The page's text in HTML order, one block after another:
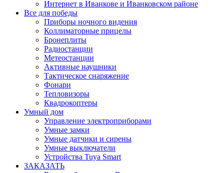
Интернет в Иванкове и Иванковском районе
Все для победы
Приборы ночного видения
Коллиматорные прицелы
Бронеплиты
Радиостанции
Метеостанции
Активные наушники
Тактическое снаряжение
Фонари
Тепловизоры
Квадрокоптеры
Умный дом
Управление электроприборами
Умные замки
Умные датчики и сирены
Умные выключатели
Устройства Tuya Smart
ЗАКАЗАТЬ